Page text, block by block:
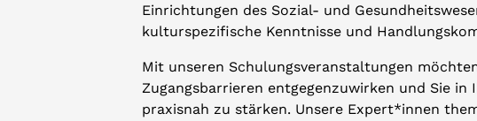
Einrichtungen des Sozial- und
kulturspezifische Kenntnisse und
Mit unseren Schulungsveranstaltungen
Zugangsbarrieren entgegenzuwirken und Sie
praxisnah zu stärken. Unsere Expert*innen